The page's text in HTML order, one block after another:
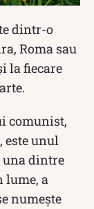
dintr-o
Roma sau
la fiecare
comunist,
este unul
una dintre
lume, a
numește